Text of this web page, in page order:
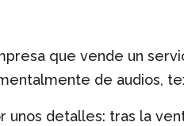
que vende un
de audios,
unos detalles: tras la